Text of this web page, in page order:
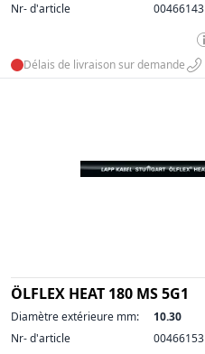
Nr- d'article
00466143
Délais de livraison sur demande
ÖLFLEX HEAT 180 MS 5G1
Diamètre extérieure mm:
10.30
Nr- d'article
00466153